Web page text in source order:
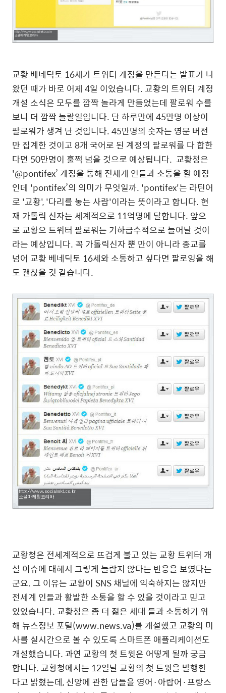
교황 베네딕토 16세가 트위터 계정을 만든다는 발표가 나
왔던 때가 바로 어제 4일 이었습니다. 교황의 트위터 계정
개설 소식은 모두를 깜짝 놀라게 만들었는데 팔로워 수를
보니 더 깜짝 놀랄일입니다. 단 하루만에 45만명 이상이
팔로워가 생겨 난 것입니다. 45만명의 숫자는 영문 버전
만 집계한 것이고 8개 국어로 된 계정의 팔로워를 다 합한
다면 50만명이 훌쩍 넘을 것으로 예상됩니다. 교황청은
'@pontifex’ 계정을 통해 전세계 인들과 소통을 할 예정
인데 'pontifex’의 의미가 무엇일까. 'pontifex'는 라틴어
로 '교황', '다리를 놓는 사람'이라는 뜻이라고 합니다. 현
재 가톨릭 신자는 세계적으로 11억명에 달합니다. 앞으
로 교황으 트위터 팔로워는 기하급수적으로 늘어날 것이
라는 예상입니다. 꼭 가톨릭신자 뿐 만이 아니라 종교를
넘어 교황 베네딕토 16세와 소통하고 싶다면 팔로잉을 해
도 괜찮을 것 같습니다.
교황청은 전세계적으로 뜨겁게 불고 있는 교황 트위터 개
설 이슈에 대해서 그렇게 놀랍지 않다는 반응을 보였다는
군요. 그 이유는 교황이 SNS 채널에 익숙하지는 않지만
전세계 인들과 활발한 소통을 할 수 있을 것이라고 믿고
있었습니다. 교황청은 좀 더 젊은 세대 들과 소통하기 위
해 뉴스정보 포털(www.news.va)를 개설했고 교황의 미
사를 실시간으로 볼 수 있도록 스마트폰 애플리케이션도
개설했습니다. 과연 교황의 첫 트윗은 어떻게 될까 궁금
합니다. 교황청에서는 12일날 교황의 첫 트윗을 발행한
다고 밝혔는데, 신앙에 관한 답들을 영어·아랍어·프랑스